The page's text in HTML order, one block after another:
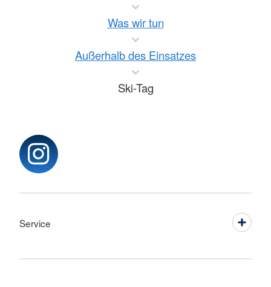
Was wir tun
Außerhalb des Einsatzes
Ski-Tag
Service